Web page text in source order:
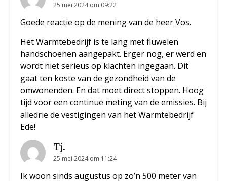
25 mei 2024 om 09:22
Goede reactie op de mening van de heer Vos.
Het Warmtebedrijf is te lang met fluwelen
handschoenen aangepakt. Erger nog, er werd en
wordt niet serieus op klachten ingegaan. Dit
gaat ten koste van de gezondheid van de
omwonenden. En dat moet direct stoppen. Hoog
tijd voor een continue meting van de emissies. Bij
alledrie de vestigingen van het Warmtebedrijf
Ede!
Tj.
25 mei 2024 om 11:24
Ik woon sinds augustus op zo’n 500 meter van